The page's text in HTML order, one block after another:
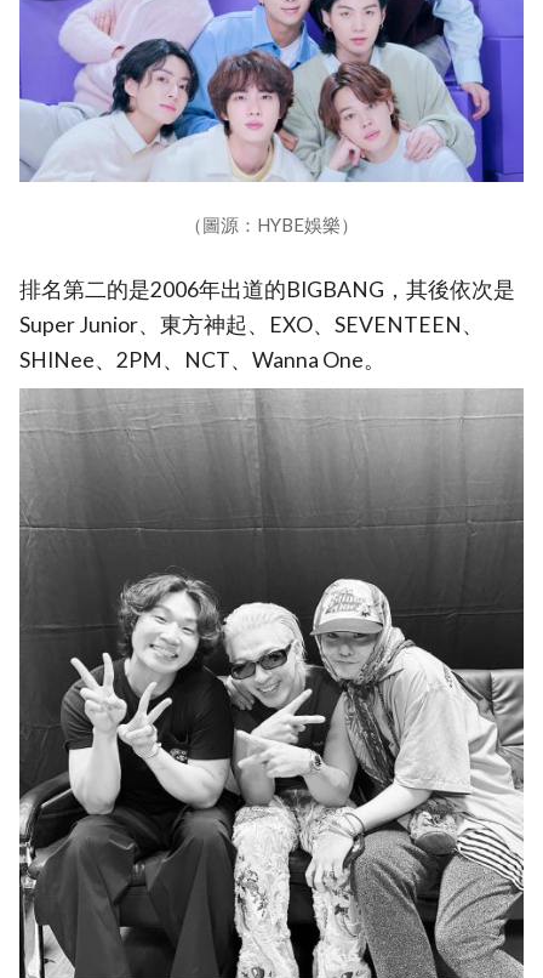
（圖源：HYBE娛樂）
排名第二的是2006年出道的BIGBANG，其後依次是
Super Junior、東方神起、EXO、SEVENTEEN、
SHINee、2PM、NCT、Wanna One。